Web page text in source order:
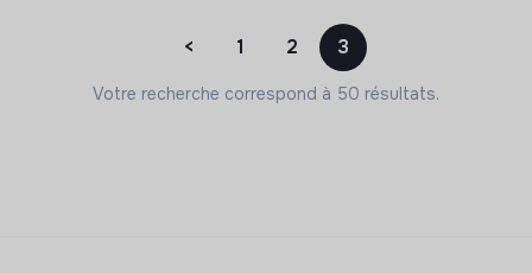
< 1 2 3
Votre recherche correspond à 50 résultats.